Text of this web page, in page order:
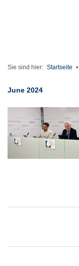
Sie sind hier: Startseite •
June 2024